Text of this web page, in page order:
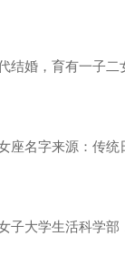
结婚，育有一子二
座名字来源：传统
子大学生活科学